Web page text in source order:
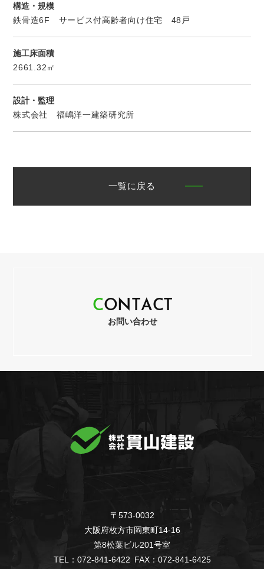
構造・規模
鉄骨造6F サービス付高齢者向け住宅 48戸
施工床面積
2661.32㎡
設計・監理
株式会社 福嶋洋一建築研究所
一覧に戻る
CON T AC T
お問い合わせ
〒573-0032
大阪府枚方市岡東町14-16
第8松葉ビル201号室
TEL：072-841-6422 FAX：072-841-6425